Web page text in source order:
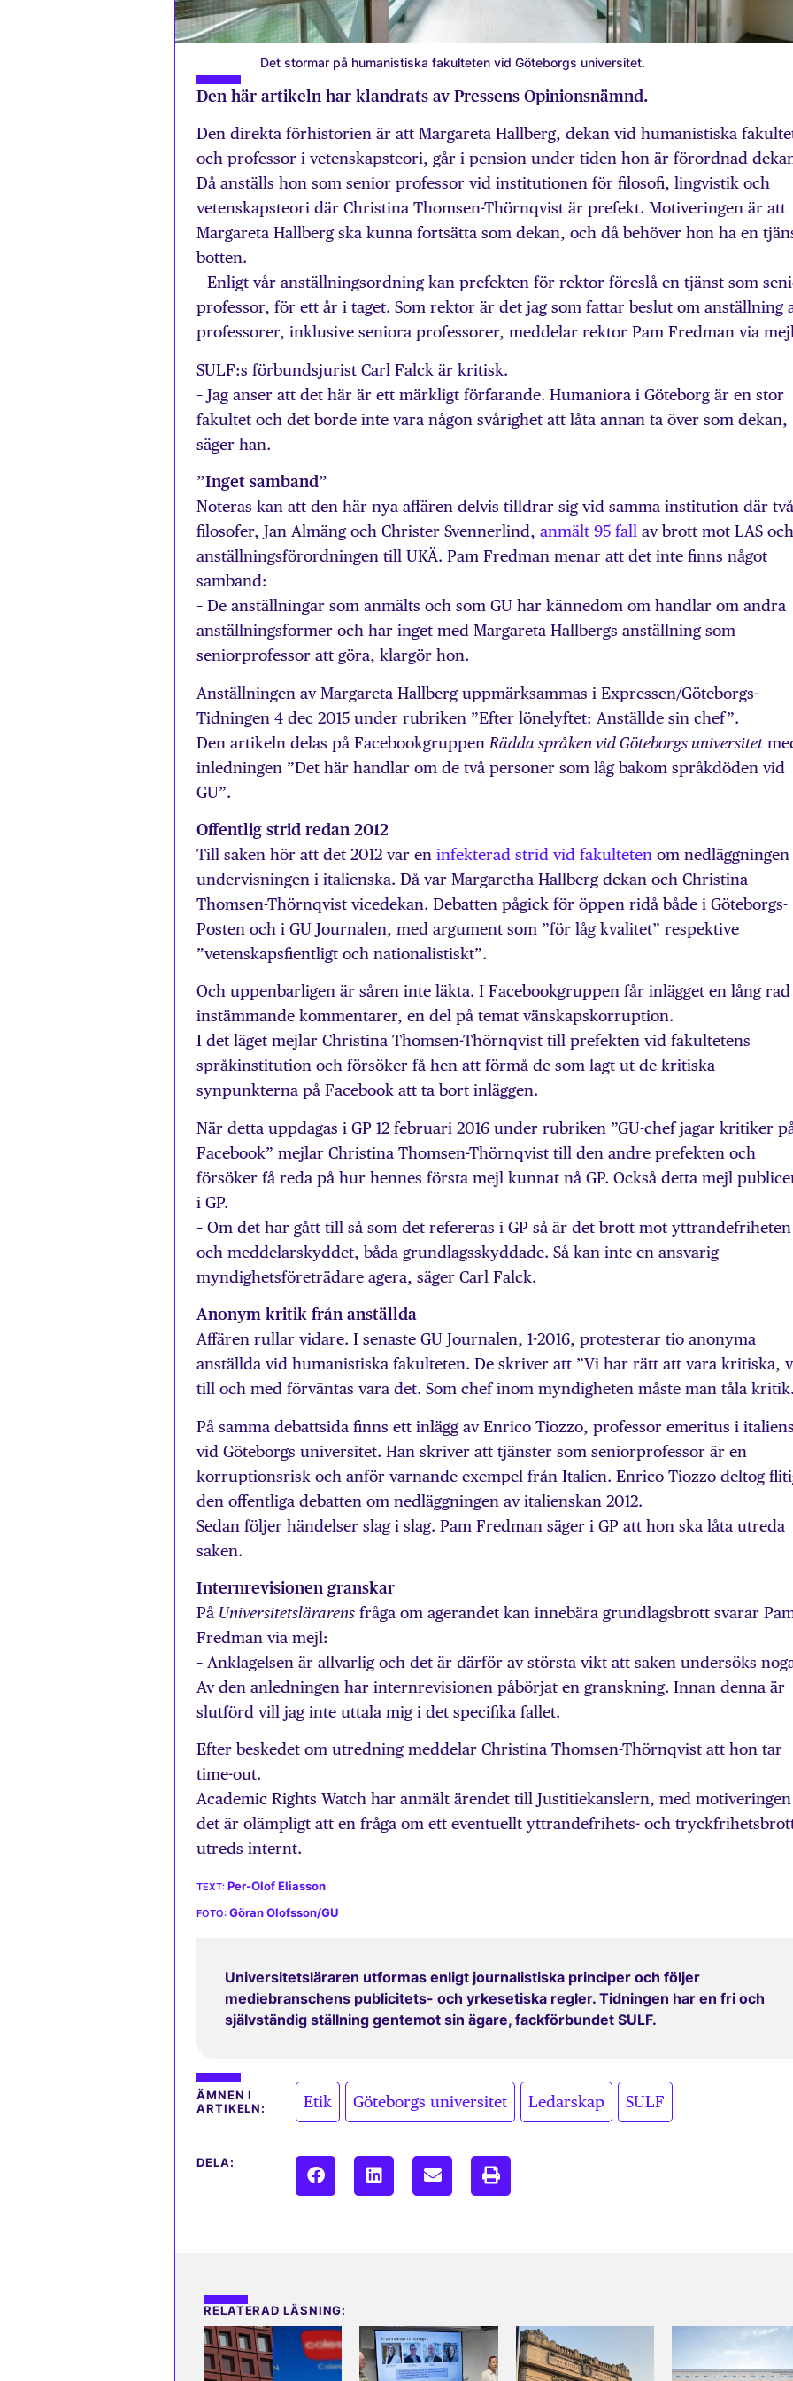
Det stormar på humanistiska fakulteten vid Göteborgs universitet.
Den här artikeln har klandrats av Pressens Opinionsnämnd.
Den direkta förhistorien är att Margareta Hallberg, dekan vid humanistiska
och professor i vetenskapsteori, går i pension under tiden hon är förordnad
Då anställs hon som senior professor vid institutionen för filosofi, lingvistik och
vetenskapsteori där Christina Thomsen-Thörnqvist är prefekt. Motiveringen är att
Margareta Hallberg ska kunna fortsätta som dekan, och då behöver hon ha en
botten.
– Enligt vår anställningsordning kan prefekten för rektor föreslå en tjänst som
professor, för ett år i taget. Som rektor är det jag som fattar beslut om anställning
professorer, inklusive seniora professorer, meddelar rektor Pam Fredman via
SULF:s förbundsjurist Carl Falck är kritisk.
– Jag anser att det här är ett märkligt förfarande. Humaniora i Göteborg är en stor
fakultet och det borde inte vara någon svårighet att låta annan ta över som dekan,
säger han.
”Inget samband”
Noteras kan att den här nya affären delvis tilldrar sig vid samma institution där två
filosofer, Jan Almäng och Christer Svennerlind, anmält 95 fall av brott mot LAS och
anställningsförordningen till UKÄ. Pam Fredman menar att det inte finns något
samband:
– De anställningar som anmälts och som GU har kännedom om handlar om andra
anställningsformer och har inget med Margareta Hallbergs anställning som
seniorprofessor att göra, klargör hon.
Anställningen av Margareta Hallberg uppmärksammas i Expressen/Göteborgs-
Tidningen 4 dec 2015 under rubriken ”Efter lönelyftet: Anställde sin chef”.
Den artikeln delas på Facebookgruppen Rädda språken vid Göteborgs universitet
inledningen ”Det här handlar om de två personer som låg bakom språkdöden vid
GU”.
Offentlig strid redan 2012
Till saken hör att det 2012 var en infekterad strid vid fakulteten om nedläggningen
undervisningen i italienska. Då var Margaretha Hallberg dekan och Christina
Thomsen-Thörnqvist vicedekan. Debatten pågick för öppen ridå både i Göteborgs-
Posten och i GU Journalen, med argument som ”för låg kvalitet” respektive
”vetenskapsfientligt och nationalistiskt”.
Och uppenbarligen är såren inte läkta. I Facebookgruppen får inlägget en lång rad
instämmande kommentarer, en del på temat vänskapskorruption.
I det läget mejlar Christina Thomsen-Thörnqvist till prefekten vid fakultetens
språkinstitution och försöker få hen att förmå de som lagt ut de kritiska
synpunkterna på Facebook att ta bort inläggen.
När detta uppdagas i GP 12 februari 2016 under rubriken ”GU-chef jagar kritiker
Facebook” mejlar Christina Thomsen-Thörnqvist till den andre prefekten och
försöker få reda på hur hennes första mejl kunnat nå GP. Också detta mejl
i GP.
– Om det har gått till så som det refereras i GP så är det brott mot yttrandefriheten
och meddelarskyddet, båda grundlagsskyddade. Så kan inte en ansvarig
myndighetsföreträdare agera, säger Carl Falck.
Anonym kritik från anställda
Affären rullar vidare. I senaste GU Journalen, 1-2016, protesterar tio anonyma
anställda vid humanistiska fakulteten. De skriver att ”Vi har rätt att vara kritiska,
till och med förväntas vara det. Som chef inom myndigheten måste man tåla
På samma debattsida finns ett inlägg av Enrico Tiozzo, professor emeritus i
vid Göteborgs universitet. Han skriver att tjänster som seniorprofessor är en
korruptionsrisk och anför varnande exempel från Italien. Enrico Tiozzo deltog
den offentliga debatten om nedläggningen av italienskan 2012.
Sedan följer händelser slag i slag. Pam Fredman säger i GP att hon ska låta utreda
saken.
Internrevisionen granskar
På Universitetslärarens fråga om agerandet kan innebära grundlagsbrott svarar
Fredman via mejl:
– Anklagelsen är allvarlig och det är därför av största vikt att saken undersöks
Av den anledningen har internrevisionen påbörjat en granskning. Innan denna är
slutförd vill jag inte uttala mig i det specifika fallet.
Efter beskedet om utredning meddelar Christina Thomsen-Thörnqvist att hon tar
time-out.
Academic Rights Watch har anmält ärendet till Justitiekanslern, med
det är olämpligt att en fråga om ett eventuellt yttrandefrihets- och
utreds internt.
Per-Olof Eliasson
Göran Olofsson/GU
Universitetsläraren utformas enligt journalistiska principer och följer
mediebranschens publicitets- och yrkesetiska regler. Tidningen har en fri och
självständig ställning gentemot sin ägare, fackförbundet SULF.
ÄMNEN I
ARTIKELN:
Etik Göteborgs universitet Ledarskap SULF
DELA:
RELATERAD LÄSNING: